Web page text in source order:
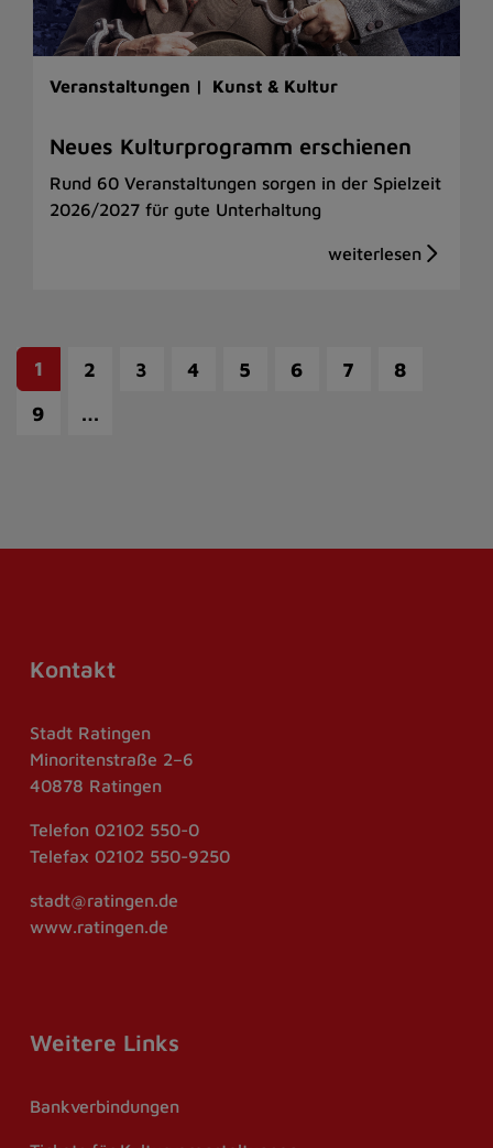
Veranstaltungen | Kunst & Kultur
Neues Kulturprogramm erschienen
Rund 60 Veranstaltungen sorgen in der Spielzeit
2026/2027 für gute Unterhaltung
1 2 3 4 5 6 7
8
9
…
Kontakt
Stadt Ratingen
Minoritenstraße 2–6
40878 Ratingen
Telefon 02102 550-0
Telefax 02102 550-9250
stadt@ratingen.de
www.ratingen.de
Weitere Links
Bankverbindungen